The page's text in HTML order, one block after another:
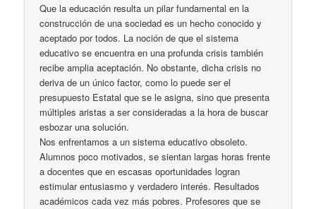
Que la educación resulta un pilar fundamental en la
construcción de una sociedad es un hecho conocido y
aceptado por todos. La noción de que el sistema
educativo se encuentra en una profunda crisis también
recibe amplia aceptación. No obstante, dicha crisis no
deriva de un único factor, como lo puede ser el
presupuesto Estatal que se le asigna, sino que presenta
múltiples aristas a ser consideradas a la hora de buscar
esbozar una solución.
Nos enfrentamos a un sistema educativo obsoleto.
Alumnos poco motivados, se sientan largas horas frente
a docentes que en escasas oportunidades logran
estimular entusiasmo y verdadero interés. Resultados
académicos cada vez más pobres. Profesores que se